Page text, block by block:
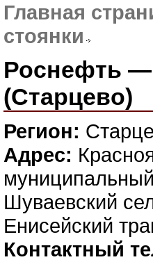
Главная
стоянки
Роснефть —
(Старцево)
Регион:
Адрес:
Шуваевский
Енисейский
Контактный